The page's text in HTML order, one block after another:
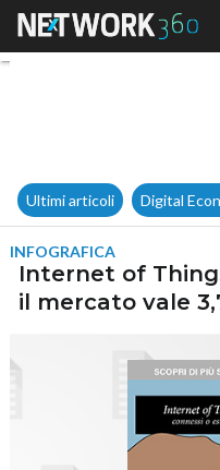
Ultimi articoli Digital
INFOGRAFICA
Internet of
il mercato vale